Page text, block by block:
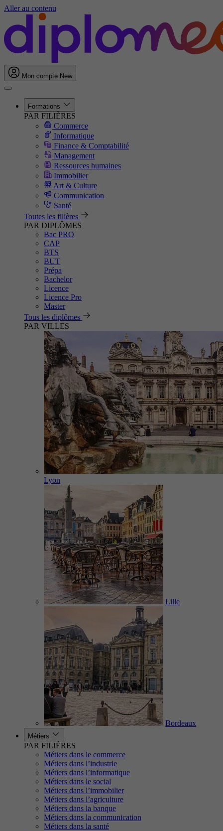
Aller au contenu
Mon compte New
Formations
PAR FILIÈRES
Commerce
Informatique
Finance & Comptabilité
Management
Ressources humaines
Immobilier
Art & Culture
Communication
Santé
Toutes les filières
PAR DIPLÔMES
Bac PRO
CAP
BTS
BUT
Prépa
Bachelor
Licence
Licence Pro
Master
Tous les diplômes
PAR VILLES
Lyon
Lille
Bordeaux
Métiers
PAR FILIÈRES
Métiers dans le commerce
Métiers dans l’industrie
Métiers dans l’informatique
Métiers dans le social
Métiers dans l’immobilier
Métiers dans l’agriculture
Métiers dans la banque
Métiers dans la communication
Métiers dans la santé